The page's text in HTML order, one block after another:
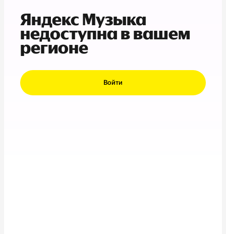
Яндекс Музыка
недоступна в вашем
регионе
Войти